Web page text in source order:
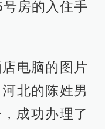
房的入住手
电脑的图片
北的陈姓男
成功办理了